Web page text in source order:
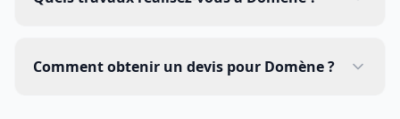
Comment obtenir un devis pour Domène ?